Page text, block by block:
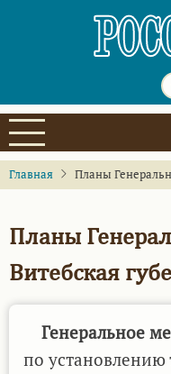
Главная Планы
Планы
Витебская
Генеральное
по